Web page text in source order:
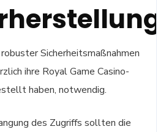
Sicherheitsmaßnahmen
ihre Royal Game Casino-
haben, notwendig.
des Zugriffs sollten die